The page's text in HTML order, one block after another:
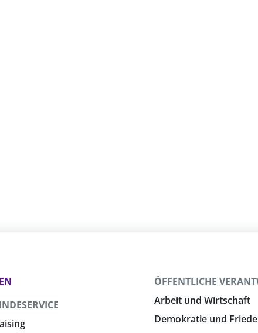
ÖFFENTLICHE
Arbeit und Wirtschaft
Demokratie und